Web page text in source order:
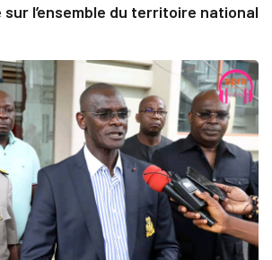
l’ensemble du territoire national